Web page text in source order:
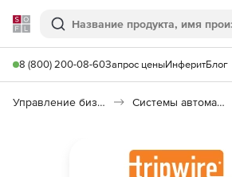
Softline
Поиск
8 (800) 200-08-60Запрос ценыИнферитБлог
Управление бизнесом, CRM/ERP Системы автоматизации